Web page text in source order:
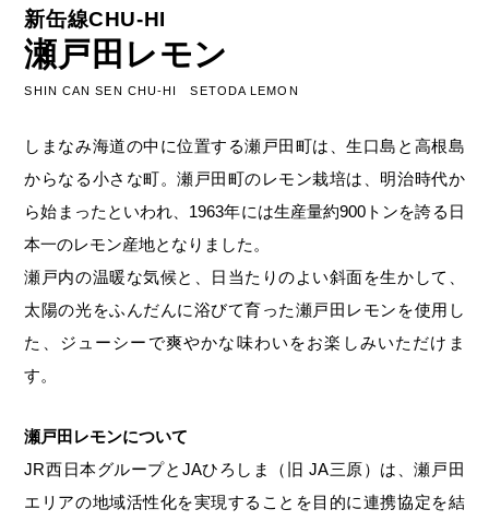
新缶線CHU-HI
瀬戸田レモン
SHIN CAN SEN CHU-HI SETODA LEMON
しまなみ海道の中に位置する瀬戸田町は、生口島と高根島
からなる小さな町。瀬戸田町のレモン栽培は、明治時代か
ら始まったといわれ、1963年には生産量約900トンを誇る日
本一のレモン産地となりました。
瀬戸内の温暖な気候と、日当たりのよい斜面を生かして、
太陽の光をふんだんに浴びて育った瀬戸田レモンを使用し
た、ジューシーで爽やかな味わいをお楽しみいただけま
す。
瀬戸田レモンについて
JR西日本グループとJAひろしま（旧 JA三原）は、瀬戸田
エリアの地域活性化を実現することを目的に連携協定を結